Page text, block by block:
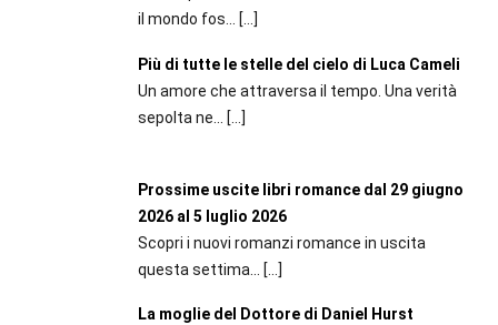
il mondo fos... […]
Più di tutte le stelle del cielo di Luca Cameli
Un amore che attraversa il tempo. Una verità
sepolta ne...
[…]
Prossime uscite libri romance dal 29 giugno
2026 al 5 luglio 2026
Scopri i nuovi romanzi romance in uscita
questa settima...
[…]
La moglie del Dottore di Daniel Hurst